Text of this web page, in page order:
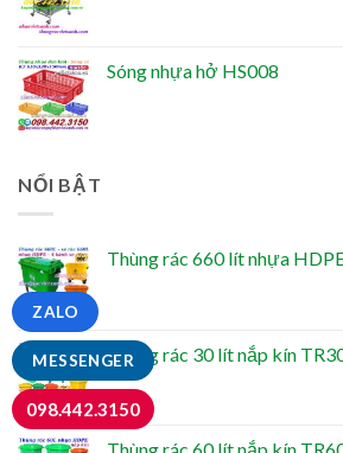
Sóng nhựa hở HS008
NỔI BẬT
Thùng rác 660 lít nhựa
Thùng rác 30 lít nắp kín
MESSENGER
ZALO
098.442.3150